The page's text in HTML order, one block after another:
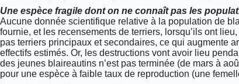
Une espèce fragile dont on ne connaît pas les
Aucune donnée scientifique relative à la population de
fournie, et les recensements de terriers, lorsqu’ils ont
pas terriers principaux et secondaires, ce qui augmente
effectifs estimés. Or, les destructions vont avoir lieu
des jeunes blaireautins n’est pas terminée (de mars à
pour une espèce à faible taux de reproduction (une